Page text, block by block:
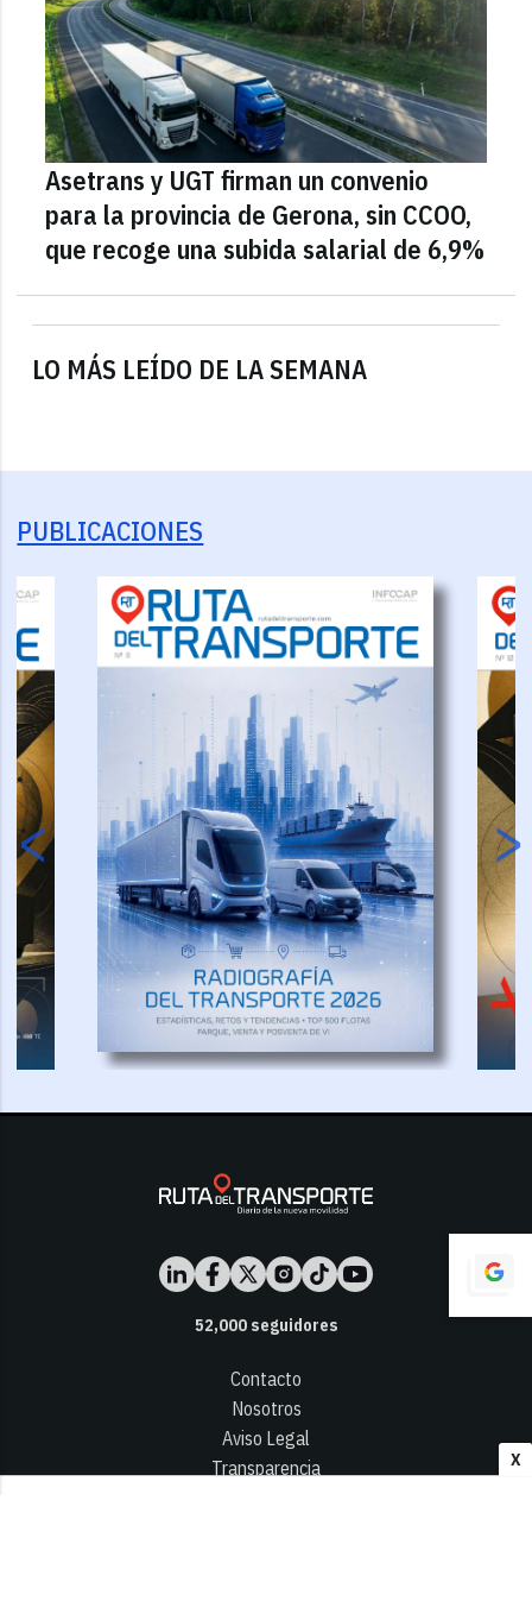
X
LO MÁS LEÍDO DE LA SEMANA
Asetrans y UGT firman un convenio
para la provincia de Gerona, sin CCOO,
que recoge una subida salarial de 6,9%
PUBLICACIONES
52,000seguidores
Contacto
Nosotros
Aviso Legal
Transparencia